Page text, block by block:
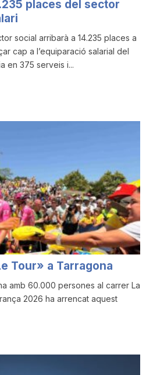
places del sector
social arribarà a 14.235 places a
cap a l’equiparació salarial del
en 375 serveis i...
Tour» a Tarragona
amb 60.000 persones al carrer La
2026 ha arrencat aquest